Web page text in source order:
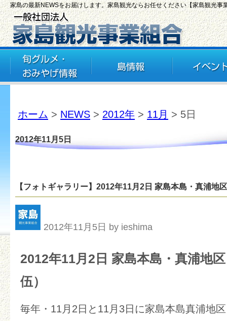
家島の最新NEWSをお届けします。家島観光ならお任せください【家島観光事
ホーム > NEWS > 2012年 > 11月 > 5日
2012年11月5日
【フォトギャラリー】2012年11月2日 家島本島・真浦地
2012年11月5日 by ieshima
2012年11月2日 家島本島・真浦地
伍）
毎年・11月2日と11月3日に家島本島真浦地